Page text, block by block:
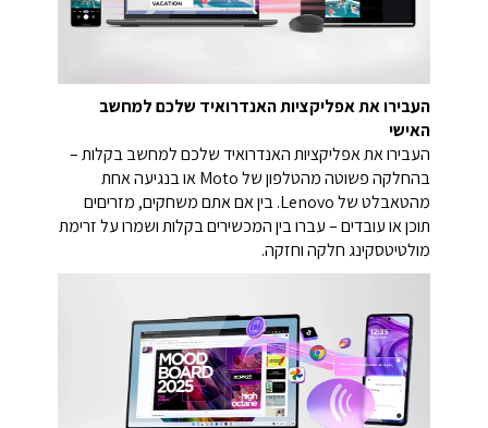
העבירו את אפליקציות האנדרואיד שלכם למחשב
האישי
העבירו את אפליקציות האנדרואיד שלכם למחשב בקלות –
בהחלקה פשוטה מהטלפון של Moto או בנגיעה אחת
מהטאבלט של Lenovo. בין אם אתם משחקים, מזריםים
תוכן או עובדים – עברו בין המכשירים בקלות ושמרו על זרימת
מולטיטסקינג חלקה וחזקה.